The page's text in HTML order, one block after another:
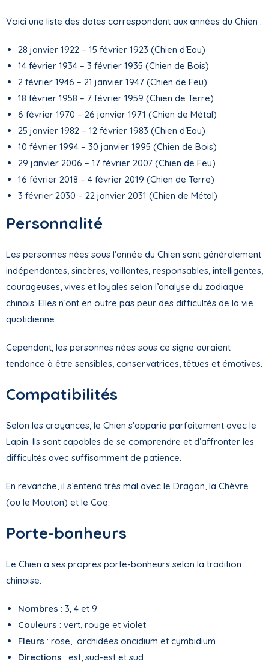
Voici une liste des dates correspondant aux années du Chien :
28 janvier 1922 – 15 février 1923 (Chien d’Eau)
14 février 1934 – 3 février 1935 (Chien de Bois)
2 février 1946 – 21 janvier 1947 (Chien de Feu)
18 février 1958 – 7 février 1959 (Chien de Terre)
6 février 1970 – 26 janvier 1971 (Chien de Métal)
25 janvier 1982 – 12 février 1983 (Chien d’Eau)
10 février 1994 – 30 janvier 1995 (Chien de Bois)
29 janvier 2006 – 17 février 2007 (Chien de Feu)
16 février 2018 – 4 février 2019 (Chien de Terre)
3 février 2030 – 22 janvier 2031 (Chien de Métal)
Personnalité
Les personnes nées sous l’année du Chien sont généralement
indépendantes, sincères, vaillantes, responsables, intelligentes,
courageuses, vives et loyales selon l’analyse du zodiaque
chinois. Elles n’ont en outre pas peur des difficultés de la vie
quotidienne.
Cependant, les personnes nées sous ce signe auraient
tendance à être sensibles, conservatrices, têtues et émotives.
Compatibilités
Selon les croyances, le Chien s’apparie parfaitement avec le
Lapin. Ils sont capables de se comprendre et d’affronter les
difficultés avec suffisamment de patience.
En revanche, il s’entend très mal avec le Dragon, la Chèvre
(ou le Mouton) et le Coq.
Porte-bonheurs
Le Chien a ses propres porte-bonheurs selon la tradition
chinoise.
Nombres : 3, 4 et 9
Couleurs : vert, rouge et violet
Fleurs : rose, orchidées oncidium et cymbidium
Directions : est, sud-est et sud